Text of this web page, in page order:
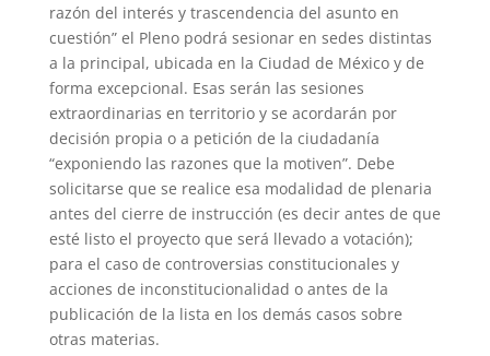
razón del interés y trascendencia del asunto en
cuestión” el Pleno podrá sesionar en sedes distintas
a la principal, ubicada en la Ciudad de México y de
forma excepcional. Esas serán las sesiones
extraordinarias en territorio y se acordarán por
decisión propia o a petición de la ciudadanía
“exponiendo las razones que la motiven”. Debe
solicitarse que se realice esa modalidad de plenaria
antes del cierre de instrucción (es decir antes de que
esté listo el proyecto que será llevado a votación);
para el caso de controversias constitucionales y
acciones de inconstitucionalidad o antes de la
publicación de la lista en los demás casos sobre
otras materias.